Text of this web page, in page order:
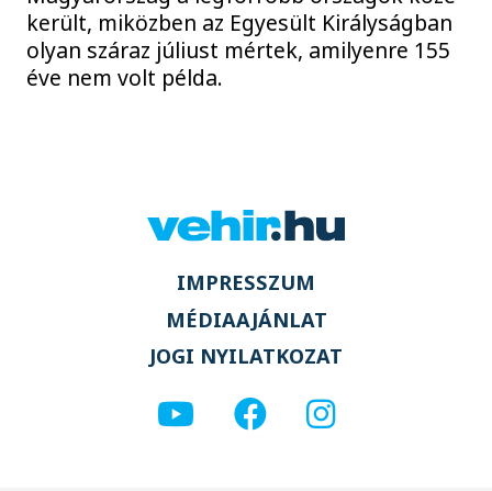
került, miközben az Egyesült Királyságban
olyan száraz júliust mértek, amilyenre 155
éve nem volt példa.
IMPRESSZUM
MÉDIAAJÁNLAT
JOGI NYILATKOZAT